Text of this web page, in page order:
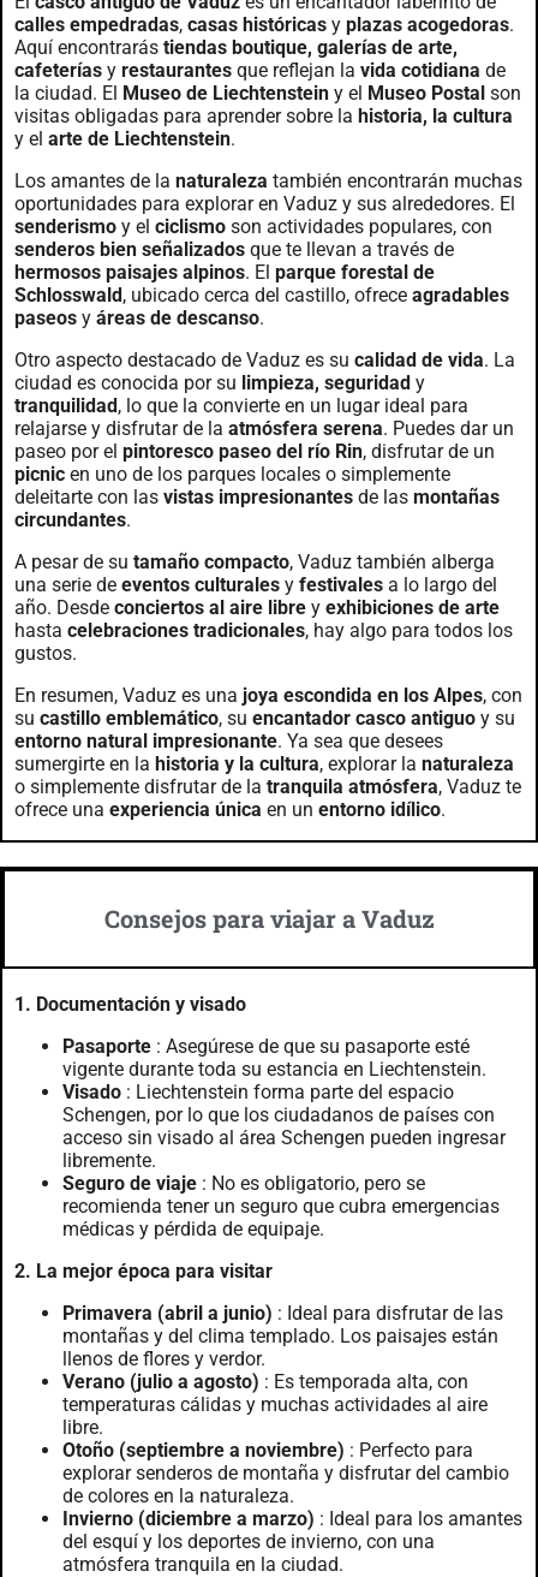
calles empedradas, casas históricas y plazas acogedoras.
Aquí encontrarás tiendas boutique, galerías de arte,
cafeterías y restaurantes que reflejan la vida cotidiana de
la ciudad. El Museo de Liechtenstein y el Museo Postal son
visitas obligadas para aprender sobre la historia, la cultura
y el arte de Liechtenstein.
Los amantes de la naturaleza también encontrarán muchas
oportunidades para explorar en Vaduz y sus alrededores. El
senderismo y el ciclismo son actividades populares, con
senderos bien señalizados que te llevan a través de
hermosos paisajes alpinos. El parque forestal de
Schlosswald, ubicado cerca del castillo, ofrece agradables
paseos y áreas de descanso.
Otro aspecto destacado de Vaduz es su calidad de vida. La
ciudad es conocida por su limpieza, seguridad y
tranquilidad, lo que la convierte en un lugar ideal para
relajarse y disfrutar de la atmósfera serena. Puedes dar un
paseo por el pintoresco paseo del río Rin, disfrutar de un
picnic en uno de los parques locales o simplemente
deleitarte con las vistas impresionantes de las montañas
circundantes.
A pesar de su tamaño compacto, Vaduz también alberga
una serie de eventos culturales y festivales a lo largo del
año. Desde conciertos al aire libre y exhibiciones de arte
hasta celebraciones tradicionales, hay algo para todos los
gustos.
En resumen, Vaduz es una joya escondida en los Alpes, con
su castillo emblemático, su encantador casco antiguo y su
entorno natural impresionante. Ya sea que desees
sumergirte en la historia y la cultura, explorar la naturaleza
o simplemente disfrutar de la tranquila atmósfera, Vaduz te
ofrece una experiencia única en un entorno idílico.
Consejos para viajar a Vaduz
1. Documentación y visado
Pasaporte : Asegúrese de que su pasaporte esté
vigente durante toda su estancia en Liechtenstein.
Visado : Liechtenstein forma parte del espacio
Schengen, por lo que los ciudadanos de países con
acceso sin visado al área Schengen pueden ingresar
libremente.
Seguro de viaje : No es obligatorio, pero se
recomienda tener un seguro que cubra emergencias
médicas y pérdida de equipaje.
2. La mejor época para visitar
Primavera (abril a junio) : Ideal para disfrutar de las
montañas y del clima templado. Los paisajes están
llenos de flores y verdor.
Verano (julio a agosto) : Es temporada alta, con
temperaturas cálidas y muchas actividades al aire
libre.
Otoño (septiembre a noviembre) : Perfecto para
explorar senderos de montaña y disfrutar del cambio
de colores en la naturaleza.
Invierno (diciembre a marzo) : Ideal para los amantes
del esquí y los deportes de invierno, con una
atmósfera tranquila en la ciudad.